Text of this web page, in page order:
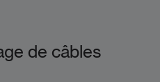
de câbles